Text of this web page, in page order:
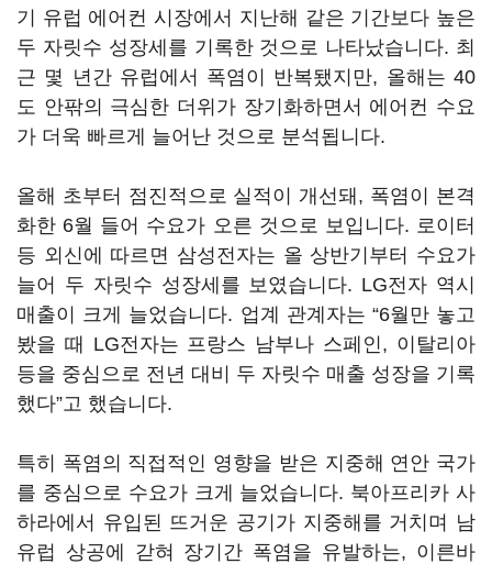
기 유럽 에어컨 시장에서 지난해 같은 기간보다 높은
두 자릿수 성장세를 기록한 것으로 나타났습니다. 최
근 몇 년간 유럽에서 폭염이 반복됐지만, 올해는 40
도 안팎의 극심한 더위가 장기화하면서 에어컨 수요
가 더욱 빠르게 늘어난 것으로 분석됩니다.
올해 초부터 점진적으로 실적이 개선돼, 폭염이 본격
화한 6월 들어 수요가 오른 것으로 보입니다. 로이터
등 외신에 따르면 삼성전자는 올 상반기부터 수요가
늘어 두 자릿수 성장세를 보였습니다. LG전자 역시
매출이 크게 늘었습니다. 업계 관계자는 “6월만 놓고
봤을 때 LG전자는 프랑스 남부나 스페인, 이탈리아
등을 중심으로 전년 대비 두 자릿수 매출 성장을 기록
했다”고 했습니다.
특히 폭염의 직접적인 영향을 받은 지중해 연안 국가
를 중심으로 수요가 크게 늘었습니다. 북아프리카 사
하라에서 유입된 뜨거운 공기가 지중해를 거치며 남
유럽 상공에 갇혀 장기간 폭염을 유발하는, 이른바